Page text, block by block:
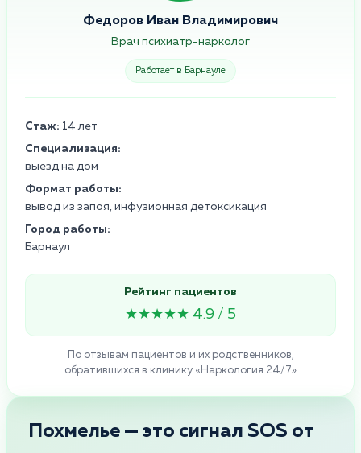
Федоров Иван Владимирович
Врач психиатр-нарколог
Работает в Барнауле
Стаж: 14 лет
Специализация:
выезд на дом
Формат работы:
вывод из запоя, инфузионная детоксикация
Город работы:
Барнаул
Рейтинг пациентов
★★★★★ 4.9 / 5
По отзывам пациентов и их родственников,
обратившихся в клинику «Наркология 24/7»
Похмелье — это сигнал SOS от